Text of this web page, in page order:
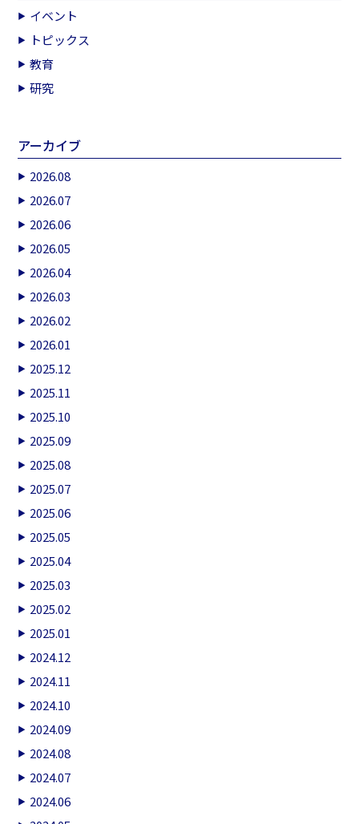
イベント
トピックス
教育
研究
アーカイブ
2026.08
2026.07
2026.06
2026.05
2026.04
2026.03
2026.02
2026.01
2025.12
2025.11
2025.10
2025.09
2025.08
2025.07
2025.06
2025.05
2025.04
2025.03
2025.02
2025.01
2024.12
2024.11
2024.10
2024.09
2024.08
2024.07
2024.06